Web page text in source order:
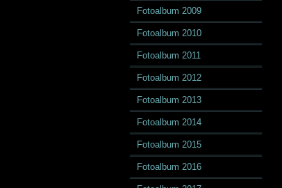
Fotoalbum 2009
Fotoalbum 2010
Fotoalbum 2011
Fotoalbum 2012
Fotoalbum 2013
Fotoalbum 2014
Fotoalbum 2015
Fotoalbum 2016